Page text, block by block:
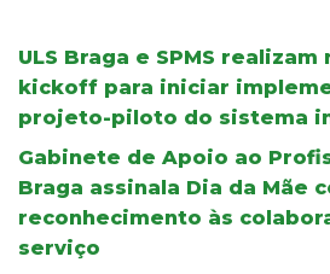
ULS Braga e SPMS
kickoff para iniciar
projeto-piloto do sistema
Gabinete de Apoio ao
Braga assinala Dia da Mãe
reconhecimento às
serviço